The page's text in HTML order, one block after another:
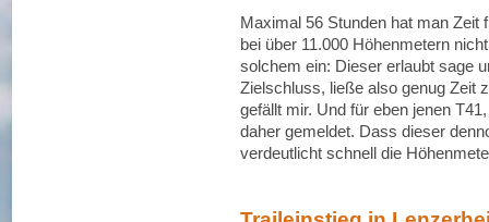
Maximal 56 Stunden hat man Zeit
bei über 11.000 Höhenmetern
solchem ein: Dieser erlaubt sage
Zielschluss, ließe also genug Zeit
gefällt mir. Und für eben jenen
daher gemeldet. Dass dieser
verdeutlicht schnell die